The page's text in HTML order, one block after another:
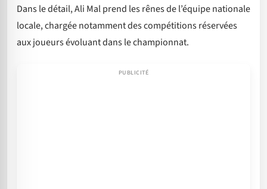
Dans le détail, Ali Mal prend les rênes de l’équipe nationale
locale, chargée notamment des compétitions réservées
aux joueurs évoluant dans le championnat.